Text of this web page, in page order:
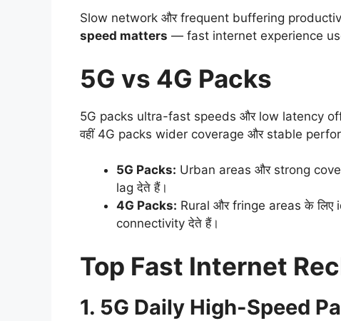
Slow network और frequent buffering
speed matters — fast internet experience
5G vs 4G Packs
5G packs ultra-fast speeds और low latency
वहीं 4G packs wider coverage और stable
5G Packs: Urban areas और strong
lag देते हैं।
4G Packs: Rural और fringe areas के
connectivity देते हैं।
Top Fast Internet
1. 5G Daily High-Speed